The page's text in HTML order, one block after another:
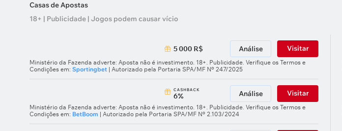
Casas de Apostas
18+ | Publicidade | Jogos podem causar vício
5 000 R$ Análise Visitar
Ministério da Fazenda adverte: Aposta não é investimento. 18+. Publicidade. Verifique os Termos e
Condições em: Sportingbet | Autorizado pela Portaria SPA/MF Nº 247/2025
СASHBACK
6% Análise Visitar
Ministério da Fazenda adverte: Aposta não é investimento. 18+. Publicidade. Verifique os Termos e
Condições em: BetBoom | Autorizado pela Portaria SPA/MF Nº 2.103/2024